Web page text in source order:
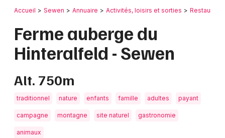
Publier un événement
Activité & Expérience
Manifestations
Bordeaux
Colmar
Marseille
Mulhouse
Retour
Accueil Sewen Annuaire Activités, loisirs et sorties Restaurant
Ferme auberge du
Hinteralfeld - Sewen
Alt. 750m
traditionnel nature enfants famille adultes payant
campagne montagne site naturel gastronomie
animaux
Où ?
Près de moi
Changer de lieu
Quand ?
Effacer les dates